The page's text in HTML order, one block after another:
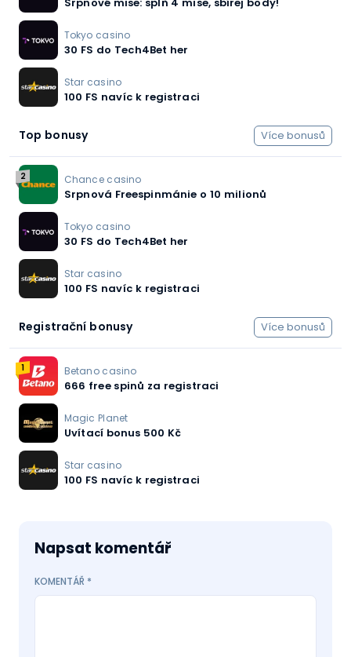
Tokyo casino
30 FS do Tech4Bet her
Star casino
100 FS navíc k registraci
Top bonusy Více bonusů
2 Chance casino
Srpnová Freespinmánie o 10 milionů
Tokyo casino
30 FS do Tech4Bet her
Star casino
100 FS navíc k registraci
Registrační bonusy Více bonusů
1 Betano casino
666 free spinů za registraci
Magic Planet
Uvítací bonus 500 Kč
Star casino
100 FS navíc k registraci
Napsat komentář
KOMENTÁŘ *